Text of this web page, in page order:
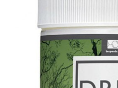
y masaje
Magnetoterapia